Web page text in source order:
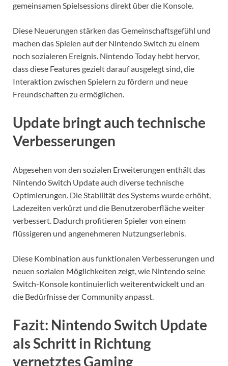
gemeinsamen Spielsessions direkt über die Konsole.
Diese Neuerungen stärken das Gemeinschaftsgefühl und
machen das Spielen auf der Nintendo Switch zu einem
noch sozialeren Ereignis. Nintendo Today hebt hervor,
dass diese Features gezielt darauf ausgelegt sind, die
Interaktion zwischen Spielern zu fördern und neue
Freundschaften zu ermöglichen.
Update bringt auch technische
Verbesserungen
Abgesehen von den sozialen Erweiterungen enthält das
Nintendo Switch Update auch diverse technische
Optimierungen. Die Stabilität des Systems wurde erhöht,
Ladezeiten verkürzt und die Benutzeroberfläche weiter
verbessert. Dadurch profitieren Spieler von einem
flüssigeren und angenehmeren Nutzungserlebnis.
Diese Kombination aus funktionalen Verbesserungen und
neuen sozialen Möglichkeiten zeigt, wie Nintendo seine
Switch-Konsole kontinuierlich weiterentwickelt und an
die Bedürfnisse der Community anpasst.
Fazit: Nintendo Switch Update
als Schritt in Richtung
vernetztes Gaming